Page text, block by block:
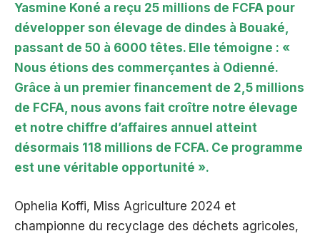
Yasmine Koné a reçu 25 millions de FCFA pour
développer son élevage de dindes à Bouaké,
passant de 50 à 6000 têtes. Elle témoigne : «
Nous étions des commerçantes à Odienné.
Grâce à un premier financement de 2,5 millions
de FCFA, nous avons fait croître notre élevage
et notre chiffre d’affaires annuel atteint
désormais 118 millions de FCFA. Ce programme
est une véritable opportunité ».
Ophelia Koffi, Miss Agriculture 2024 et
championne du recyclage des déchets agricoles,